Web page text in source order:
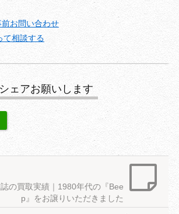
お問い合わせ
て相談する
ェアお願いします
の買取実績｜1980年代の『Bee
p』をお譲りいただきました